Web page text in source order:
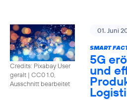
Credits: Pixabay User
geralt | CC0 1.0,
Ausschnitt bearbeitet
01. Juni
SMART
5G
und